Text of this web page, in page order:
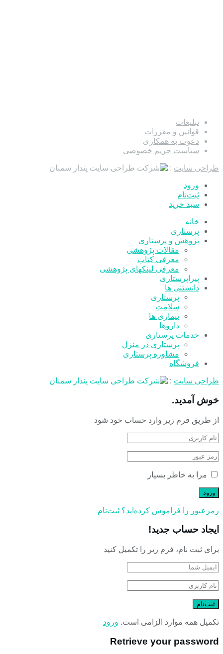
تبلیغات
قوانین و مقررات
دعوت به همکاری
سیاست حریم خصوصی
طراحی سایت :
ورود
ثبت‌نام
سبد خرید
خانه
پرستاری
پژوهش و پرستاری
مقالات پژوهشی
معرفی کتاب
معرفی لینکهای پژوهشی
پیراپرستاری
دانستنی ها
پرستاری
سلامت
بیماری ها
داروها
خدمات پرستاری
پرستاری در منزل
مشاوره پرستاری
فروشگاه
طراحی سایت :
خوش آمدید.
از طریق فرم زیر وارد حساب خود شود
مرا به خاطر بسپار
رمز‌عبور را فراموش کرده‌اید؟ ثبت‌نام
ایجاد حساب جدید!
برای ثبت نام، فرم زیر را تکمیل کنید
تکمیل همه موارد الزامی است. ورود
Retrieve your password